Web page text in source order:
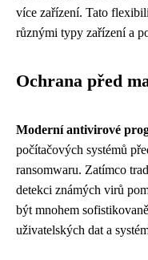
více zařízení. Tato
různými typy zařízení a
Ochrana před
Moderní antivirové
počítačových systémů
ransomwaru. Zatímco
detekci známých virů
být mnohem
uživatelských dat a